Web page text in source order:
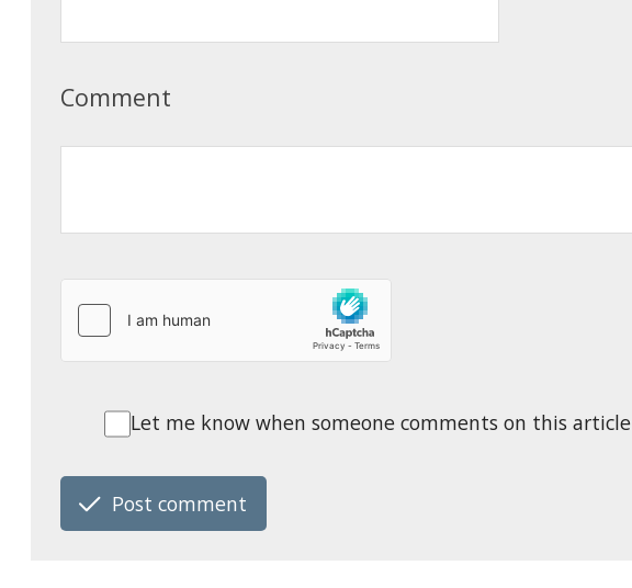
Comment
Let me know when someone comments on this article
Post comment